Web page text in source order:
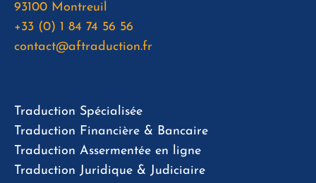
93100 Montreuil
+33 (0) 1 84 74 56 56
contact@aftraduction.fr
Traduction Spécialisée
Traduction Financière & Bancaire
Traduction Assermentée en ligne
Traduction Juridique & Judiciaire